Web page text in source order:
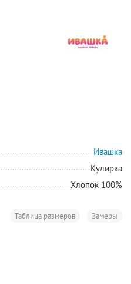
Ивашка
Кулирка
Хлопок 100%
Замеры
Таблица размеров